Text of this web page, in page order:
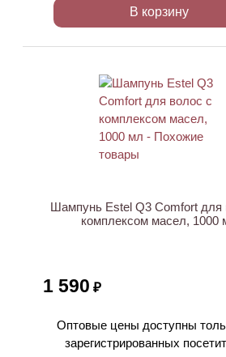
В корзину
Шампунь Estel Q3 Comfort для
комплексом масел, 1000
1 590 ₽
Оптовые цены доступны
зарегистрированных